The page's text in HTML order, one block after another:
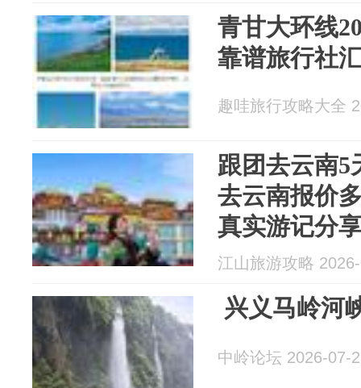
青甘大环线
靠谱旅行社
趣哇旅行攻略大全
跟团去云南5
去云南报价
真实游记分
江山旅游攻略
兴义马岭河
中岭论坛 2026-07-